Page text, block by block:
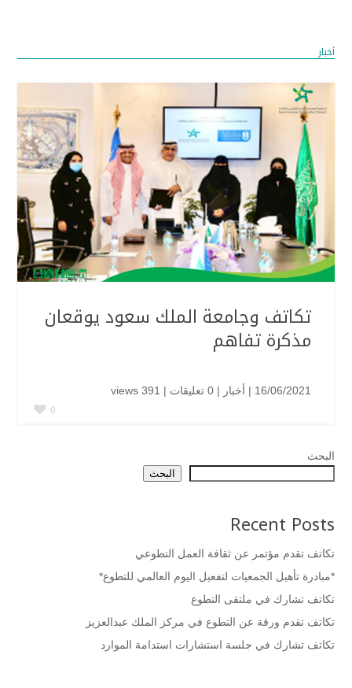
أخبار
تكاتف وجامعة الملك سعود يوقعان
مذكرة تفاهم
16/06/2021 | أخبار | ‏0 تعليقات | 391 views
0
البحث
البحث
Recent Posts
تكاتف تقدم مؤتمر عن ثقافة العمل التطوعي
*مبادرة تأهيل الجمعيات لتفعيل اليوم العالمي للتطوع*
تكاتف تشارك في ملتقى التطوع
تكاتف تقدم ورقة عن التطوع في مركز الملك عبدالعزيز
تكاتف تشارك في جلسة استشارات استدامة الموارد